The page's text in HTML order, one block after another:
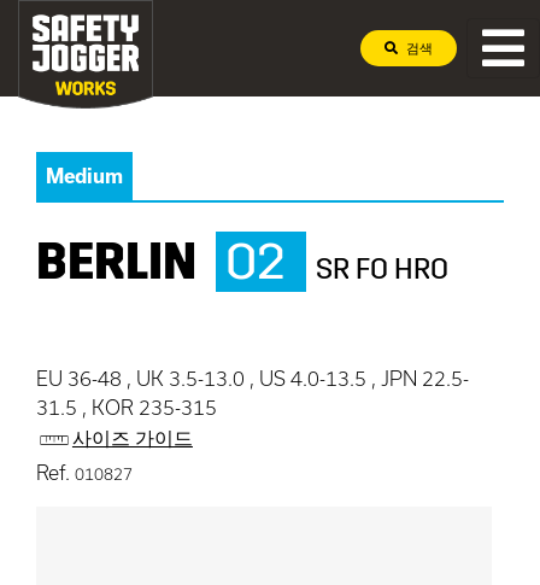
검색
Medium
BERLIN O2 SR FO HRO
EU 36-48 , UK 3.5-13.0 , US 4.0-13.5 , JPN 22.5-
31.5 , KOR 235-315
사이즈 가이드
Ref. 010827